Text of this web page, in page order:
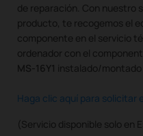
de reparación. Con nuestro
producto, te recogemos el
componente en el servicio
ordenador con el
MS-16Y1 instalado/montado
Haga clic aquí para solicitar
(Servicio disponible solo en